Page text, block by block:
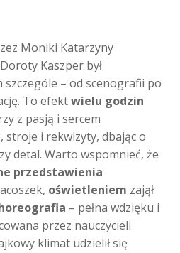
Moniki Katarzyny
Kaszper był
szczególe – od scenografii po
To efektwielu godzin
z pasją i sercem
stroje i rekwizyty, dbając o
detal. Warto wspomnieć, że
przedstawienia
oświetleniem zajął
– pełna wdzięku i
przez nauczycieli
klimat udzielił się